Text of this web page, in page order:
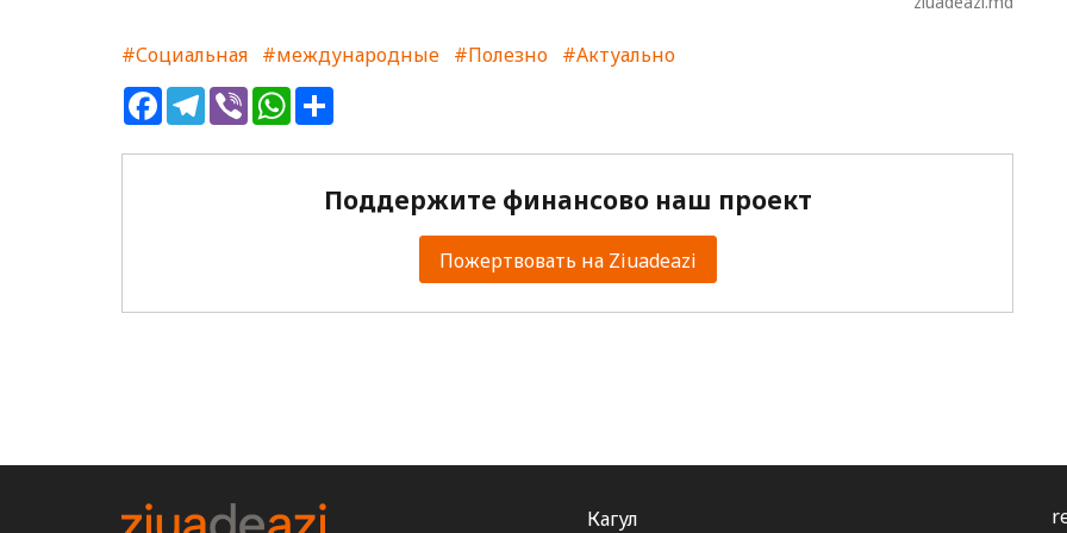
#Социальная #международные #Полезно #Актуально
FacebookTelegram
ViberWhatsApp
Поддержите финансово наш проект
Пожертвовать на Ziuadeazi
Кагул